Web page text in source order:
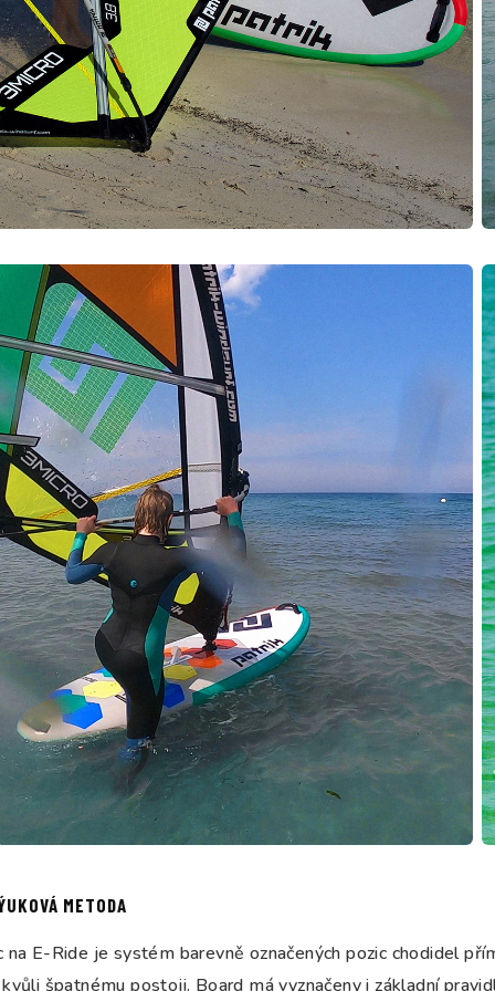
METODA
na E-Ride je systém barevně označených pozic chodidel
kvůli špatnému postoji. Board má vyznačeny i základní